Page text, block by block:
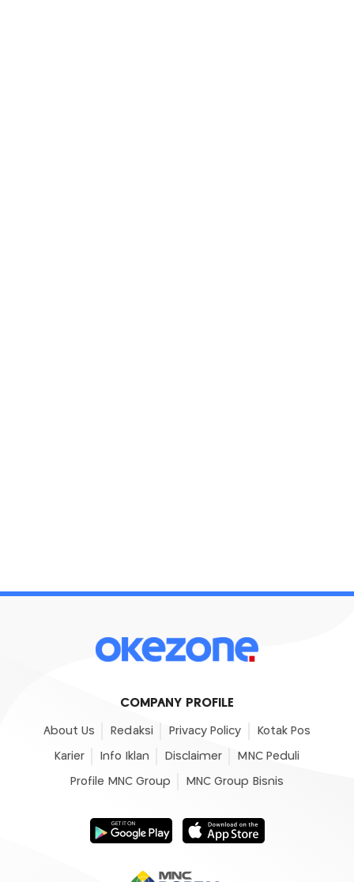
COMPANY PROFILE
About Us Redaksi Privacy Policy Kotak Pos
Karier Info Iklan Disclaimer MNC Peduli
Profile MNC Group MNC Group Bisnis